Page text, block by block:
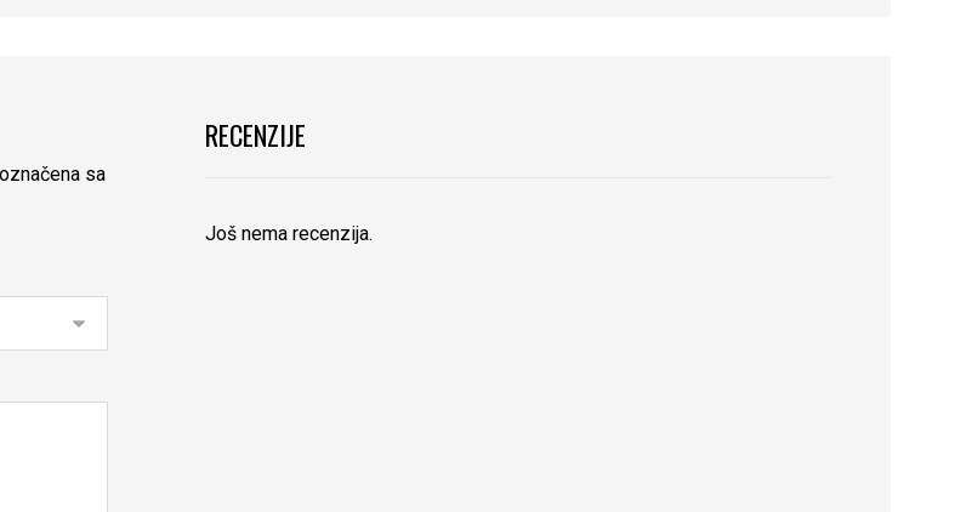
RECENZIJE
Još nema recenzija.
sa